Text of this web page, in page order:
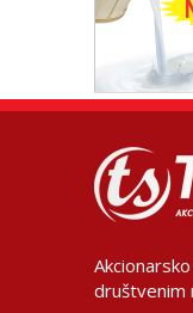
društvenim